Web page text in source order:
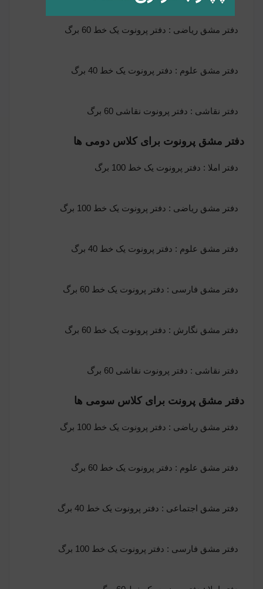
دفتر مشق ریاضی : دفتر پرونوت یک خط 60 برگ
دفتر مشق علوم : دفتر پرونوت یک خط 40 برگ
دفتر نقاشی : دفتر پرونوت نقاشی 60 برگ
دفتر مشق پرونوت برای کلاس دومی ها
دفتر املا : دفتر پرونوت یک خط 100 برگ
دفتر مشق ریاضی : دفتر پرونوت یک خط 100 برگ
دفتر مشق علوم : دفتر پرونوت یک خط 40 برگ
دفتر مشق فارسی : دفتر پرونوت یک خط 60 برگ
دفتر مشق نگارش : دفتر پرونوت یک خط 60 برگ
دفتر نقاشی : دفتر پرونوت نقاشی 60 برگ
دفتر مشق پرونت برای کلاس سومی ها
دفتر مشق ریاضی : دفتر پرونوت یک خط 100 برگ
دفتر مشق علوم : دفتر پرونوت یک خط 60 برگ
دفتر مشق اجتماعی : دفتر پرونوت یک خط 40 برگ
دفتر مشق فارسی : دفتر پرونوت یک خط 100 برگ